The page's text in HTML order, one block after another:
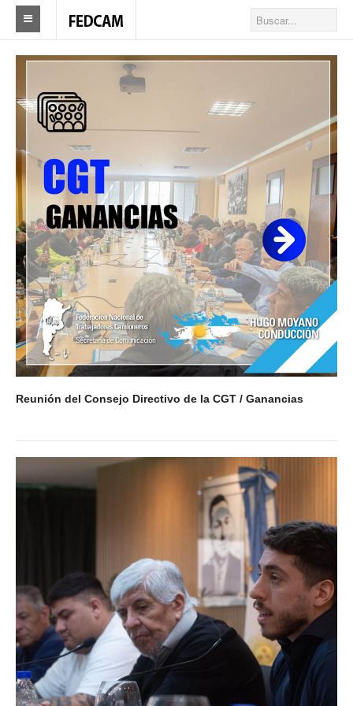
Home
Federación
Autoridades
Nuestros Sindicatos
Delegaciones en el país
Actualidad Sindicatos
Camioneros solidarios
Publicaciones
Revista Los Camioneros
Anuario 20 años
Galería de videos
Campañas de prevención
Política de Privacidad
Buscar
Secretarías
Secretaría general
Reunión del Consejo Directivo de la CGT / Ganancias